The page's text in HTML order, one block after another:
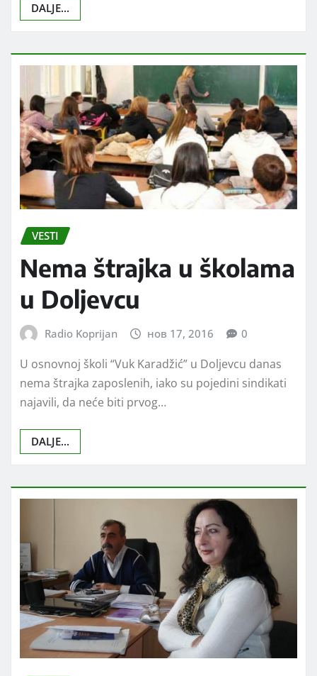
DALJE...
VESTI
Nema štrajka u školama
u Doljevcu
Radio Koprijan нов 17, 2016 0
U osnovnoj školi “Vuk Karadžić” u Doljevcu danas
nema štrajka zaposlenih, iako su pojedini sindikati
najavili, da neće biti prvog…
DALJE...